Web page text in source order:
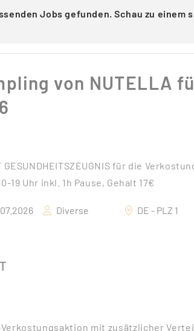
Jobs gefunden. Schau zu
von NUTELLA
für die
19 Uhr inkl. 1h Pause, Gehalt 17€
Diverse DE - PLZ 1
mit zusätzlicher